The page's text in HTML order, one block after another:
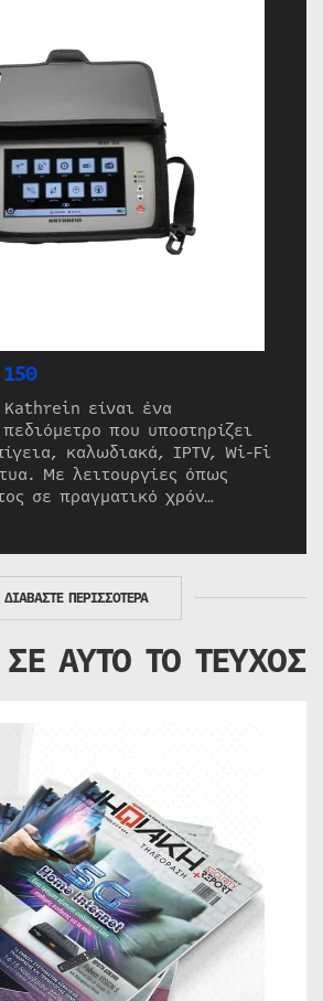
Kathrein είναι ένα
που υποστηρίζει
καλωδιακά, IPTV, Wi-Fi
Με λειτουργίες όπως
σε πραγματικό χρόν…
ΔΙΑΒΑΣΤΕ ΠΕΡΙΣΣΟΤΕΡΑ
ΣΕ ΑΥΤΟ ΤΟ ΤΕΥΧΟΣ